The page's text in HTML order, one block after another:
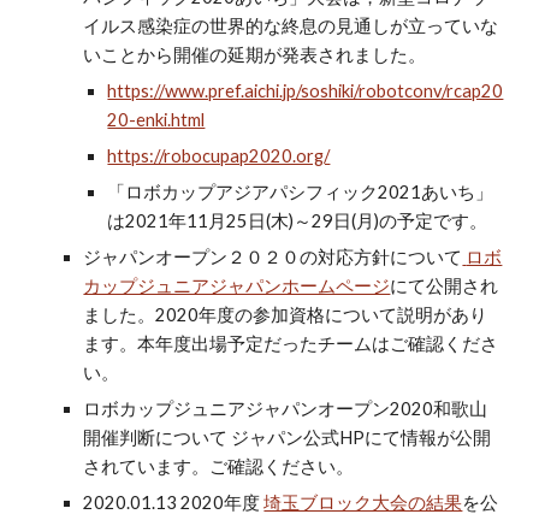
イルス感染症の世界的な終息の見通しが立っていな
いことから開催の延期が発表されました。
https://www.pref.aichi.jp/soshiki/robotconv/rcap20
20-enki.html
https://robocupap2020.org/
「ロボカップアジアパシフィック2021あいち」
は2021年11月25日(木)～29日(月)の予定です。
ジャパンオープン２０２０の対応方針について ロボ
カップジュニアジャパンホームページにて公開され
ました。2020年度の参加資格について説明があり
ます。本年度出場予定だったチームはご確認くださ
い。
ロボカップジュニアジャパンオープン2020和歌山
開催判断について ジャパン公式HPにて情報が公開
されています。ご確認ください。
2020.01.13 2020年度埼玉ブロック大会の結果を公